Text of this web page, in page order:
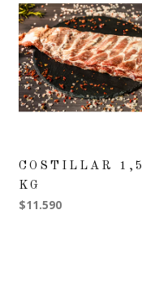
COSTILLAR 1,5
KG
$11.590